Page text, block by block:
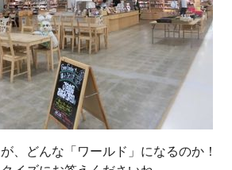
、どんな「ワールド」になるのか！